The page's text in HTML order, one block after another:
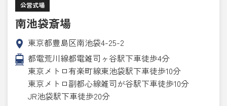
公営式場
南池袋斎場
東京都豊島区南池袋4-25-2
都電荒川線都電雑司ヶ谷駅下車徒歩4分
東京メトロ有楽町線東池袋駅下車徒歩10分
東京メトロ副都心線雑司が谷駅下車徒歩10分
JR池袋駅下車徒歩20分